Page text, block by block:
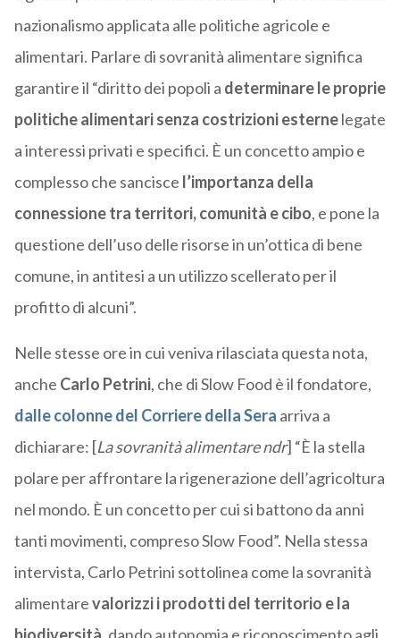
nazionalismo applicata alle politiche agricole e
alimentari. Parlare di sovranità alimentare significa
garantire il “diritto dei popoli a determinare le proprie
politiche alimentari senza costrizioni esternelegate
a interessi privati e specifici. È un concetto ampio e
complesso che sancisce l’importanza della
connessione tra territori, comunità e cibo, e pone la
questione dell’uso delle risorse in un’ottica di bene
comune, in antitesi a un utilizzo scellerato per il
profitto di alcuni”.
Nelle stesse ore in cui veniva rilasciata questa nota,
anche Carlo Petrini, che di Slow Food è il fondatore,
dalle colonne del Corriere della Sera arriva a
dichiarare: [La sovranità alimentare ndr] “È la stella
polare per affrontare la rigenerazione dell’agricoltura
nel mondo. È un concetto per cui si battono da anni
tanti movimenti, compreso Slow Food”. Nella stessa
intervista, Carlo Petrini sottolinea come la sovranità
alimentarevalorizzii prodotti del territorio e la